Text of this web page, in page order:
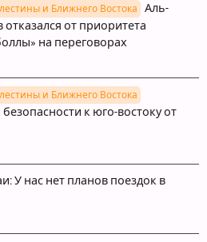
и Ближнего Востока
Аль-
от приоритета
на переговорах
и Ближнего Востока
к юго-востоку от
У нас нет планов поездок в